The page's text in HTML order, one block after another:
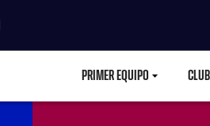
PRIMER EQUIPO CLUB